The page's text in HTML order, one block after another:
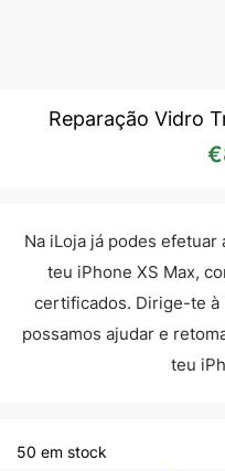
Reparação Vidro
€
Na iLoja já podes
teu iPhone XS Max,
certificados. Dirige-te à
possamos ajudar e
teu
50 em stock